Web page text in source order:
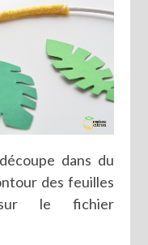
dans du
des feuilles
sur le fichier